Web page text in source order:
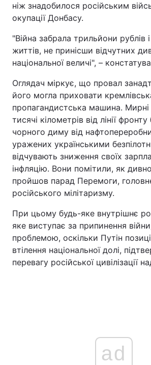
ніж знадобилося російським
окупації Донбасу.
"Війна забрала трильйони рублів
життів, не принісши відчутних
національної величі", –
Оглядач міркує, що провал
його могла приховати
пропагандистська машина. Мирні
тисячі кілометрів від лінії
чорного диму від
уражених українськими
відчувають зниження своїх
інфляцію. Вони помітили, як
пройшов парад Перемоги,
російського мілітаризму.
При цьому будь-яке внутрішнє
яке виступає за припинення
проблемою, оскільки Путін
втілення національної долі,
перевагу російської цивілізації
ad